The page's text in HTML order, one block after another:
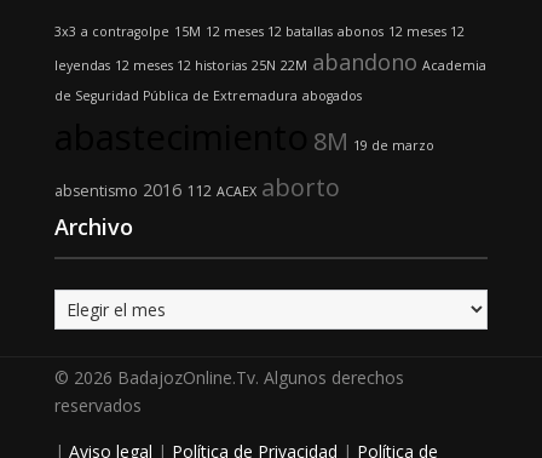
3x3 a contragolpe 15M 12 meses 12 batallas abonos 12 meses 12
leyendas 12 meses 12 historias 25N 22M abandono Academia
de Seguridad Pública de Extremadura abogados
8M 19 de marzo
absentismo 2016 112 ACAEX aborto
Archivo
Archivo
© 2026 BadajozOnline.Tv. Algunos derechos
reservados
| Aviso legal | Política de Privacidad | Política de